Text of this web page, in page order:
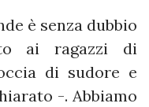
è senza dubbio
ai ragazzi di
di sudore e
-. Abbiamo